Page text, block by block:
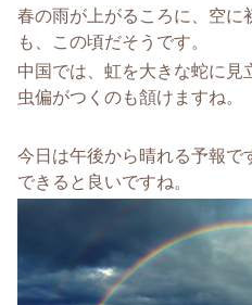
春の雨が上がるころに、空に
も、この頃だそうです。
中国では、虹を大きな蛇に見
虫偏がつくのも頷けますね。
今日は午後から晴れる予報で
できると良いですね。